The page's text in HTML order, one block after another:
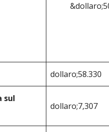
dollaro;58.330
sul
dollaro;7,307